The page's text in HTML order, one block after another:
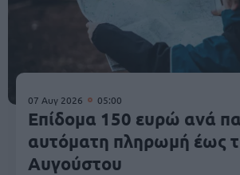
07 Αυγ 2026 05:00
Επίδομα 150 ευρώ ανά
αυτόματη πληρωμή έως
Αυγούστου